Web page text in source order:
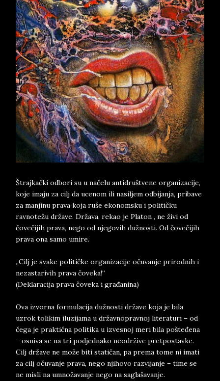
Štrajkački odbori su u načelu antidruštvene organizacije,
koje imaju za cilj da ucenom ili nasiljem odbijanja, pribave
za manjinu prava koja ruše ekonomsku i političku
ravnotežu države. Država, rekao je Platon , ne živi od
čovečijih prava, nego od njegovih dužnosti. Od čovečijih
prava ona samo umire.
„Cilj je svake političke organizacije očuvanje prirodnih i
nezastarivih prava čoveka!“
(Deklaracija prava čoveka i građanina)
Ova izvorna formulacija dužnosti države koja je bila
uzrok tolikim iluzijama u državnopravnoj literaturi – od
čega je praktična politika u izvesnoj meri bila pošteđena
– osniva se na tri podjednako neodržive pretpostavke.
Cilj države ne može biti statičan, pa prema tome ni imati
za cilj očuvanje prava, nego njihovo razvijanje – time se
ne misli na umnožavanje nego na saglašavanje.